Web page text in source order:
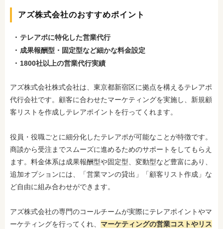
アズ株式会社のおすすめポイント
テレアポに特化した営業代行
成果報酬型・固定型など細かな料金設定
1800社以上の営業代行実績
アズ株式会社株式会社は、東京都新宿区に拠点を構えるテレアポ
代行会社です。顧客に合わせたマーケティングを実施し、新規顧
客リストを作成しテレアポイントを行ってくれます。
役員・役職ごとに細分化したテレアポが可能なことが特徴です。
商談から受注までスムーズに進めるためのサポートをしてもらえ
ます。 料金体系は成果報酬型や固定型、変動型など豊富にあり、
追加オプションには、「営業マンの貸出」「顧客リスト作成」な
ど自由に組み合わせができます。
アズ株式会社の専門のコールチームが実際にテレアポイントやマ
ーケティングを行ってくれ、 マーケティングの営業コストやリス